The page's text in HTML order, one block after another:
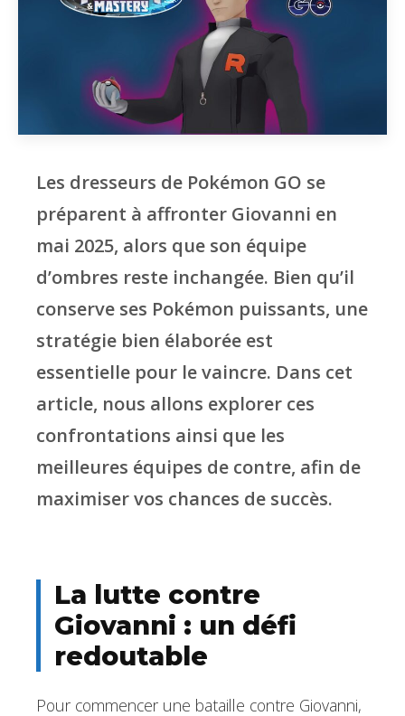
Les dresseurs de Pokémon GO se
préparent à affronter Giovanni en
mai 2025, alors que son équipe
d’ombres reste inchangée. Bien qu’il
conserve ses Pokémon puissants, une
stratégie bien élaborée est
essentielle pour le vaincre. Dans cet
article, nous allons explorer ces
confrontations ainsi que les
meilleures équipes de contre, afin de
maximiser vos chances de succès.
La lutte contre
Giovanni : un défi
redoutable
Pour commencer une bataille contre Giovanni,